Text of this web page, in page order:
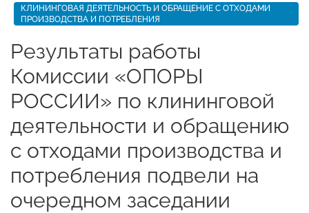
КЛИНИНГОВАЯ ДЕЯТЕЛЬНОСТЬ И ОБРАЩЕНИЕ С ОТХОДАМИ
ПРОИЗВОДСТВА И ПОТРЕБЛЕНИЯ
Результаты работы
Комиссии «ОПОРЫ
РОССИИ» по клининговой
деятельности и обращению
с отходами производства и
потребления подвели на
очередном заседании